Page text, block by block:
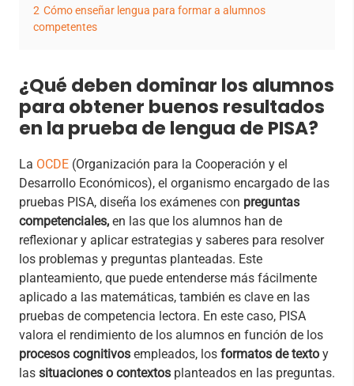
2 Cómo enseñar lengua para formar a alumnos
competentes
¿Qué deben dominar los alumnos
para obtener buenos resultados
en la prueba de lengua de PISA?
La OCDE (Organización para la Cooperación y el
Desarrollo Económicos), el organismo encargado de las
pruebas PISA, diseña los exámenes con preguntas
competenciales, en las que los alumnos han de
reflexionar y aplicar estrategias y saberes para resolver
los problemas y preguntas planteadas. Este
planteamiento, que puede entenderse más fácilmente
aplicado a las matemáticas, también es clave en las
pruebas de competencia lectora. En este caso, PISA
valora el rendimiento de los alumnos en función de los
procesos cognitivos empleados, los formatos de texto y
las situaciones o contextos planteados en las preguntas.